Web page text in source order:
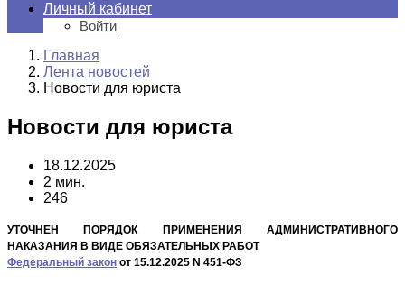
Личный кабинет
Войти
Главная
Лента новостей
Новости для юриста
Новости для юриста
18.12.2025
2 мин.
246
УТОЧНЕН ПОРЯДОК ПРИМЕНЕНИЯ АДМИНИСТРАТИВНОГО
НАКАЗАНИЯ В ВИДЕ ОБЯЗАТЕЛЬНЫХ РАБОТ
Федеральный закон от 15.12.2025 N 451-ФЗ